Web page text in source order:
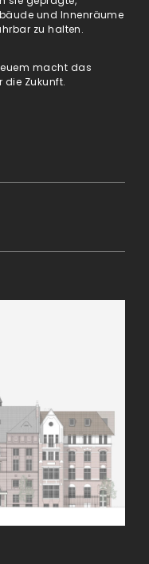
und Innenräume
zu halten.
macht das
die Zukunft.